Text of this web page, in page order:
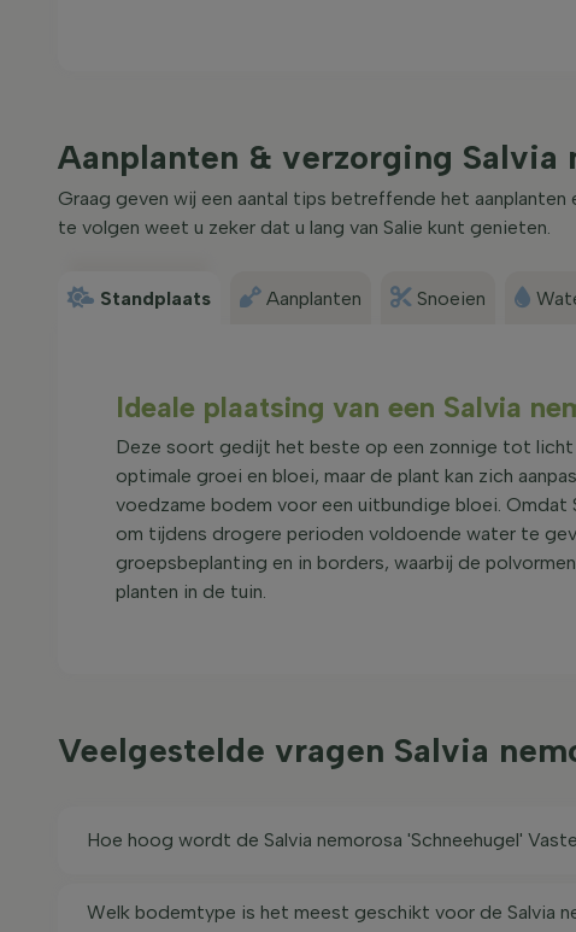
Aanplanten & verzorging Salvia
Graag geven wij een aantal tips betreffende het
te volgen weet u zeker dat u lang van Salie kunt genieten.
Standplaats Aanplanten Snoeien
Ideale plaatsing van een Salvia
Deze soort gedijt het beste op een zonnige tot
optimale groei en bloei, maar de plant kan zich
voedzame bodem voor een uitbundige bloei.
om tijdens drogere perioden voldoende water te
groepsbeplanting en in borders, waarbij de
planten in de tuin.
Veelgestelde vragen Salvia
Hoe hoog wordt de Salvia nemorosa 'Schneehugel'
Welk bodemtype is het meest geschikt voor de Salvia